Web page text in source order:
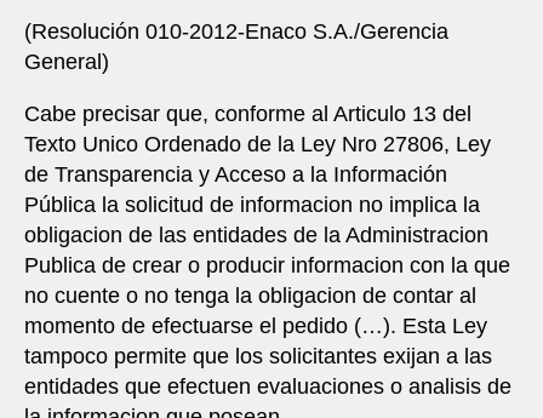
(Resolución 010-2012-Enaco S.A./Gerencia
General)
Cabe precisar que, conforme al Articulo 13 del
Texto Unico Ordenado de la Ley Nro 27806, Ley
de Transparencia y Acceso a la Información
Pública la solicitud de informacion no implica la
obligacion de las entidades de la Administracion
Publica de crear o producir informacion con la que
no cuente o no tenga la obligacion de contar al
momento de efectuarse el pedido (…). Esta Ley
tampoco permite que los solicitantes exijan a las
entidades que efectuen evaluaciones o analisis de